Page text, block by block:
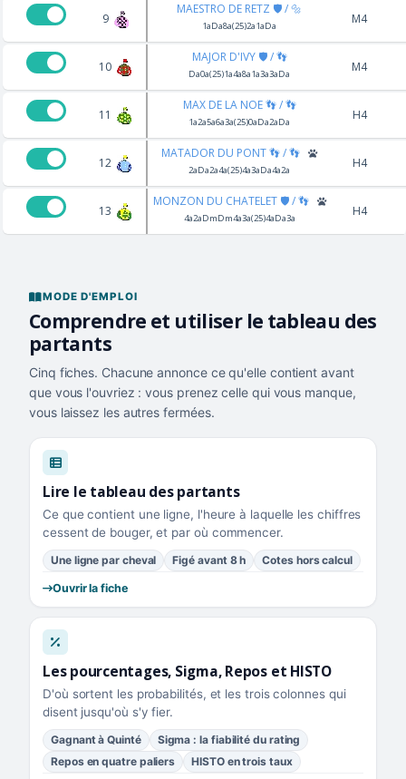
9
MAESTRO DE RETZ 🛡️ / 🔩
1aDa8a(25)2a1aDa M4
10
MAJOR D'IVY 🛡️ / 👣
Da0a(25)1a4a8a1a3a3aDa M4
11
MAX DE LA NOE 👣 / 👣
1a2a5a6a3a(25)0aDa2aDa H4
12
MATADOR DU PONT 👣 / 👣
2aDa2a4a(25)4a3aDa4a2a H4
13
MONZON DU CHATELET 🛡️ / 👣
4a2aDmDm4a3a(25)4aDa3a H4
MODE D'EMPLOI
Comprendre et utiliser le tableau des
partants
Cinq fiches. Chacune annonce ce qu'elle contient avant
que vous l'ouvriez : vous prenez celle qui vous manque,
vous laissez les autres fermées.
Lire le tableau des partants
Ce que contient une ligne, l'heure à laquelle les chiffres
cessent de bouger, et par où commencer.
Une ligne par cheval Figé avant 8 h Cotes hors calcul
Ouvrir la fiche
Les pourcentages, Sigma, Repos et HISTO
D'où sortent les probabilités, et les trois colonnes qui
disent jusqu'où s'y fier.
Gagnant à Quinté
Sigma : la fiabilité du rating
Repos en quatre paliers
HISTO en trois taux